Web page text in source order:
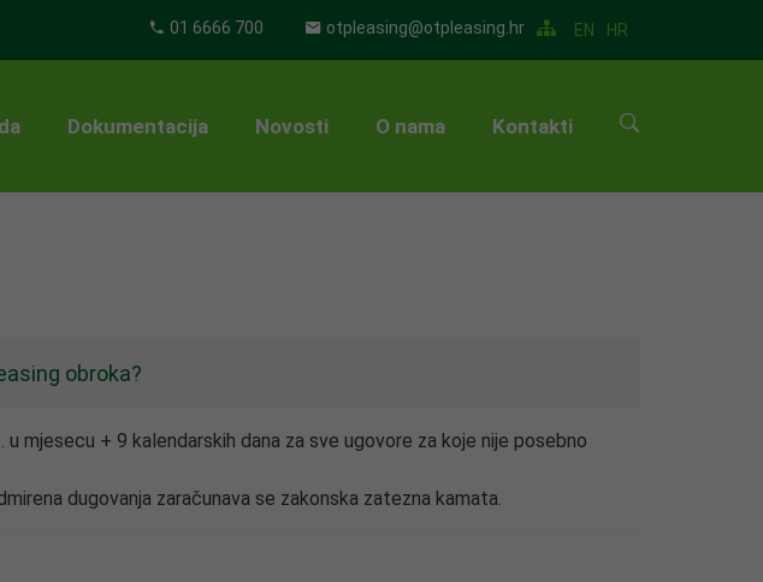
HR
EN
otpleasing@otpleasing.hr
01 6666 700
Dokumentacija Novosti O nama Kontakti
obroka?
mjesecu + 9 kalendarskih dana za sve ugovore za koje nije posebno
dugovanja zaračunava se zakonska zatezna kamata.